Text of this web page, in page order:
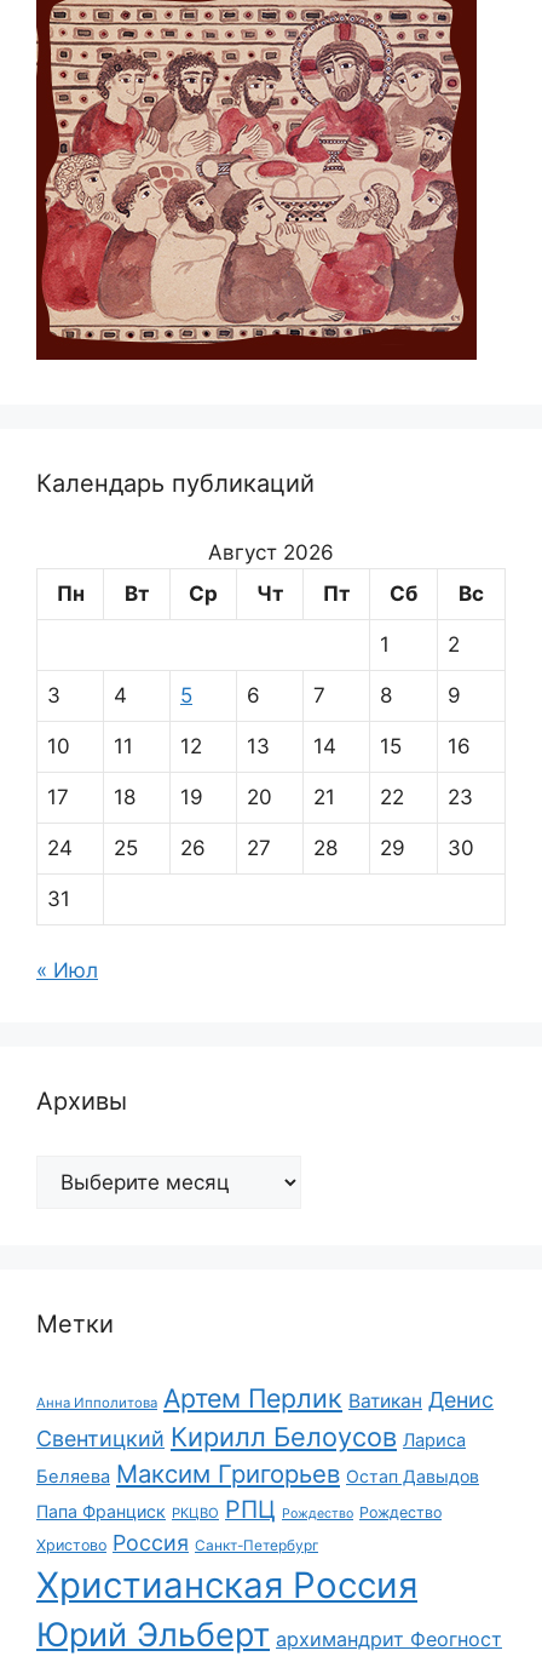
Календарь публикаций
Август 2026
Пн
Вт Ср Чт Пт Сб Вс
1 2
3 4 5 6 7 8 9
10 11 12 13 14 15 16
17 18 19 20 21 22 23
24 25 26 27 28 29 30
31
« Июл
Архивы
Архивы
Метки
Анна Ипполитова Артем Перлик Ватикан Денис
Свентицкий Кирилл Белоусов Лариса
Беляева Максим Григорьев Остап Давыдов
Папа Франциск РКЦВО РПЦ Рождество Рождество
Христово Россия Санкт-Петербург
Христианская Россия
Юрий Эльберт архимандрит Феогност